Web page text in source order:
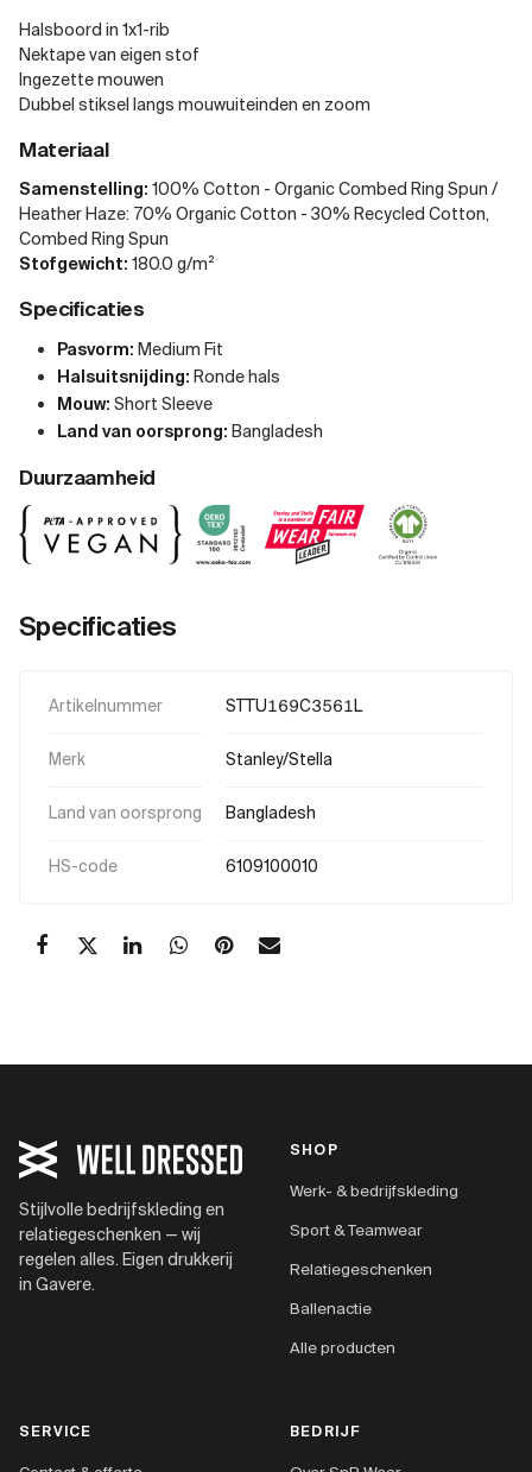
Halsboord in 1x1-rib
Nektape van eigen stof
Ingezette mouwen
Dubbel stiksel langs mouwuiteinden en zoom
Materiaal
Samenstelling: 100% Cotton - Organic Combed Ring Spun /
Heather Haze: 70% Organic Cotton - 30% Recycled Cotton,
Combed Ring Spun
Stofgewicht: 180.0 g/m²
Specificaties
Pasvorm: Medium Fit
Halsuitsnijding: Ronde hals
Mouw: Short Sleeve
Land van oorsprong: Bangladesh
Duurzaamheid
Specificaties
Artikelnummer STTU169C3561L
Merk Stanley/Stella
Land van oorsprong Bangladesh
HS-code 6109100010
Stijlvolle bedrijfskleding en
relatiegeschenken — wij
regelen alles. Eigen drukkerij
in Gavere.
SHOP
Werk- & bedrijfskleding
Sport & Teamwear
Relatiegeschenken
Ballenactie
Alle producten
SERVICE BEDRIJF